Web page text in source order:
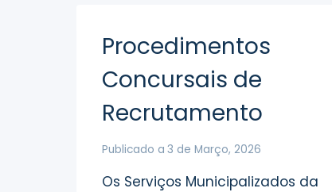
Procedimentos
Concursais de
Recrutamento
Publicado a 3 de Março, 2026
Os Serviços Municipalizados da